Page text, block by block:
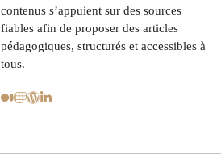
contenus s’appuient sur des sources
fiables afin de proposer des articles
pédagogiques, structurés et accessibles à
tous.